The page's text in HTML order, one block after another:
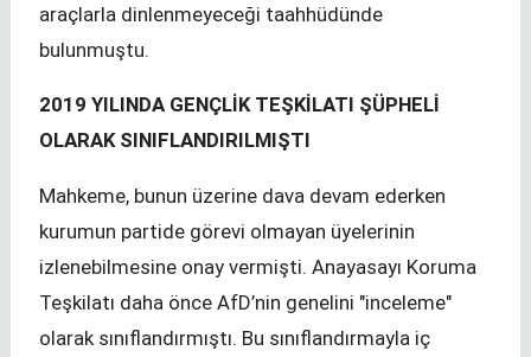
araçlarla dinlenmeyeceği taahhüdünde
bulunmuştu.
2019 YILINDA GENÇLİK TEŞKİLATI ŞÜPHELİ
OLARAK SINIFLANDIRILMIŞTI
Mahkeme, bunun üzerine dava devam ederken
kurumun partide görevi olmayan üyelerinin
izlenebilmesine onay vermişti. Anayasayı Koruma
Teşkilatı daha önce AfD’nin genelini "inceleme"
olarak sınıflandırmıştı. Bu sınıflandırmayla iç